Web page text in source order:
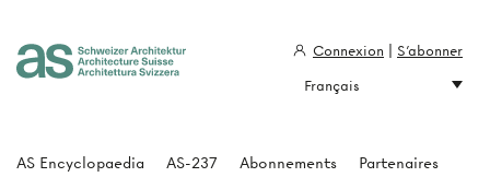
AS Encyclopaedia AS-237 Abonnements
Partenaires
Connexion
S'abonner
Français